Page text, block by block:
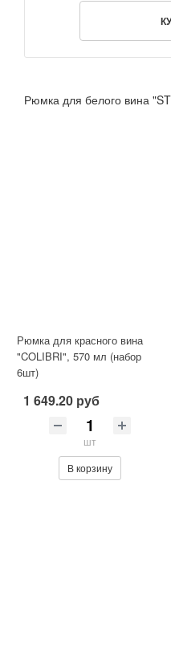
Рюмка для белого вина
Рюмка для красного вина
"COLIBRI", 570 мл (набор
6шт)
1 649.20 руб
шт
В корзину